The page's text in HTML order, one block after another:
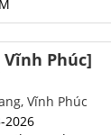
Vĩnh Phúc]
Vĩnh Phúc
2026